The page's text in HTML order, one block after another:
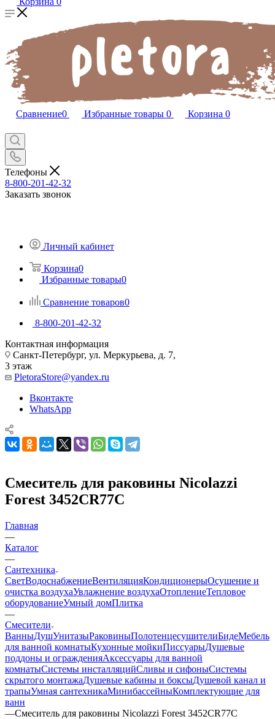
Сравнение0 Избранные товары 0 Корзина 0
Телефоны
8-800-201-42-32
Заказать звонок
Личный кабинет
Корзина0
Избранные товары0
Сравнение товаров0
8-800-201-42-32
Контактная информация
Санкт-Петербург, ул. Меркурьева, д. 7,
3 этаж
PletoraStore@yandex.ru
Вконтакте
WhatsApp
Смеситель для раковины Nicolazzi
Forest 3452CR77C
Главная
—
Каталог
—
Сантехника
СветВодоснабжениеВентиляцияКондиционерыОсушение и
очистка воздухаУвлажнение воздухаОтоплениеТепловое
оборудованиеУмный домПлитка
—
Смесители
ВанныДушУнитазыРаковиныПолотенцесушителиБидеМебель
для ванной комнатыКухонные мойкиПиссуарыДушевые
поддоны и огражденияАксессуары для ванной
комнатыСистемы инсталляцийСливы и сифоныСистемы
скрытого монтажаДушевые кабины и боксыДушевой канал и
трапыУмная сантехникаМинибассейныКомплектующие для
ванн
—Смеситель для раковины Nicolazzi Forest 3452CR77C